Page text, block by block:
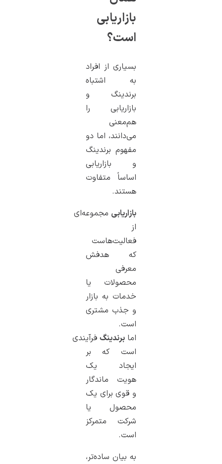
بازاریابی
است؟
بسیاری از افراد
به اشتباه
برندینگ و
بازاریابی را
هم‌معنی
می‌دانند، اما دو
مفهوم برندینگ
و بازاریابی
اساساً متفاوت
هستند.
بازاریابی مجموعه‌ای
از
فعالیت‌هاست
که هدفش
معرفی
محصولات یا
خدمات به بازار
و جذب مشتری
است.
اما برندینگفرآیندی
است که بر
ایجاد یک
هویت ماندگار
و قوی برای یک
محصول یا
شرکت متمرکز
است.
به بیان ساده‌تر،